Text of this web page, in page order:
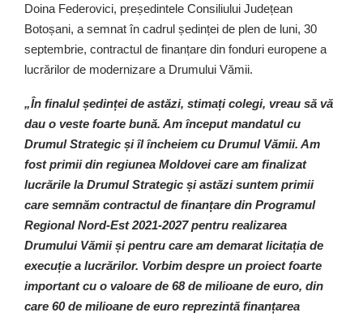
Doina Federovici, președintele Consiliului Județean
Botoșani, a semnat în cadrul ședinței de plen de luni, 30
septembrie, contractul de finanțare din fonduri europene a
lucrărilor de modernizare a Drumului Vămii.
„În finalul ședinței de astăzi, stimați colegi, vreau să vă
dau o veste foarte bună. Am început mandatul cu
Drumul Strategic și îl încheiem cu Drumul Vămii. Am
fost primii din regiunea Moldovei care am finalizat
lucrările la Drumul Strategic și astăzi suntem primii
care semnăm contractul de finanțare din Programul
Regional Nord-Est 2021-2027 pentru realizarea
Drumului Vămii și pentru care am demarat licitația de
execuție a lucrărilor. Vorbim despre un proiect foarte
important cu o valoare de 68 de milioane de euro, din
care 60 de milioane de euro reprezintă finanțarea